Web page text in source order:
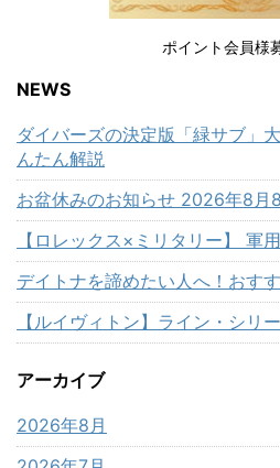
ポイント会員様
NEWS
ダイバーズの決定版「緑サブ」
んたん解説
お盆休みのお知らせ 2026年8月
【ロレックス×ミリタリー】 軍
デイトナを諦めたい人へ！おす
【ルイヴィトン】ライン・シリ
アーカイブ
2026年8月